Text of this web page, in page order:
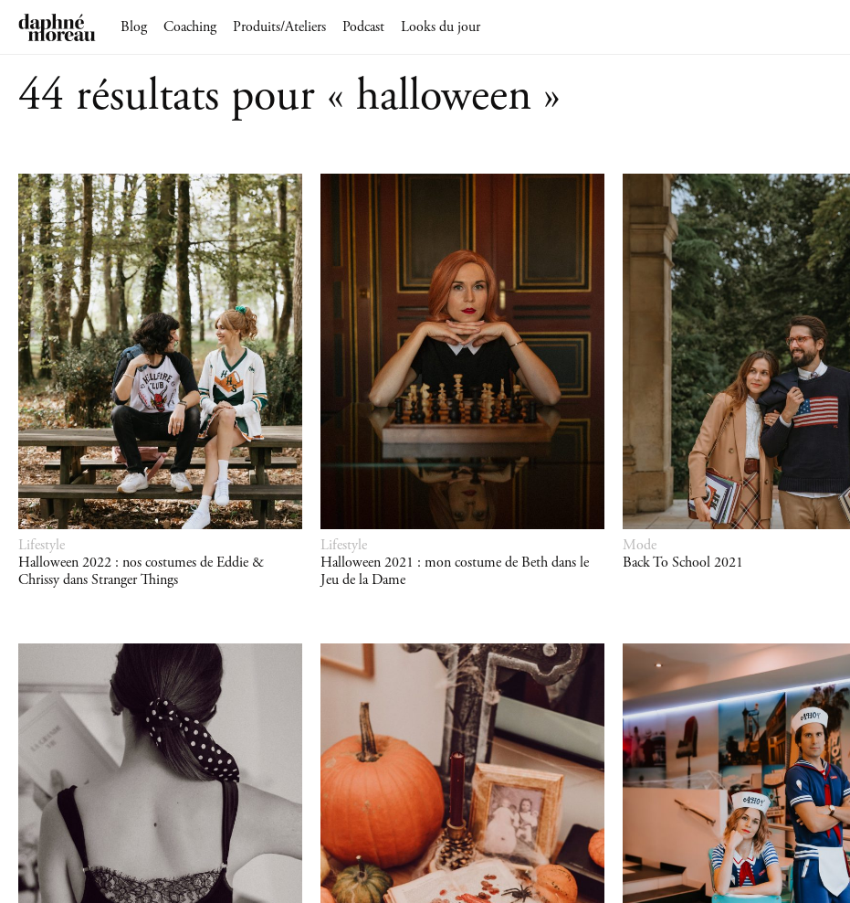
Blog Coaching Produits/Ateliers Podcast Looks du jour
44 résultats pour « halloween »
Lifestyle
Halloween 2022 : nos costumes de Eddie &
Chrissy dans Stranger Things
Lifestyle
Halloween 2021 : mon costume de Beth dans le
Jeu de la Dame
Mode
Back To School 2021